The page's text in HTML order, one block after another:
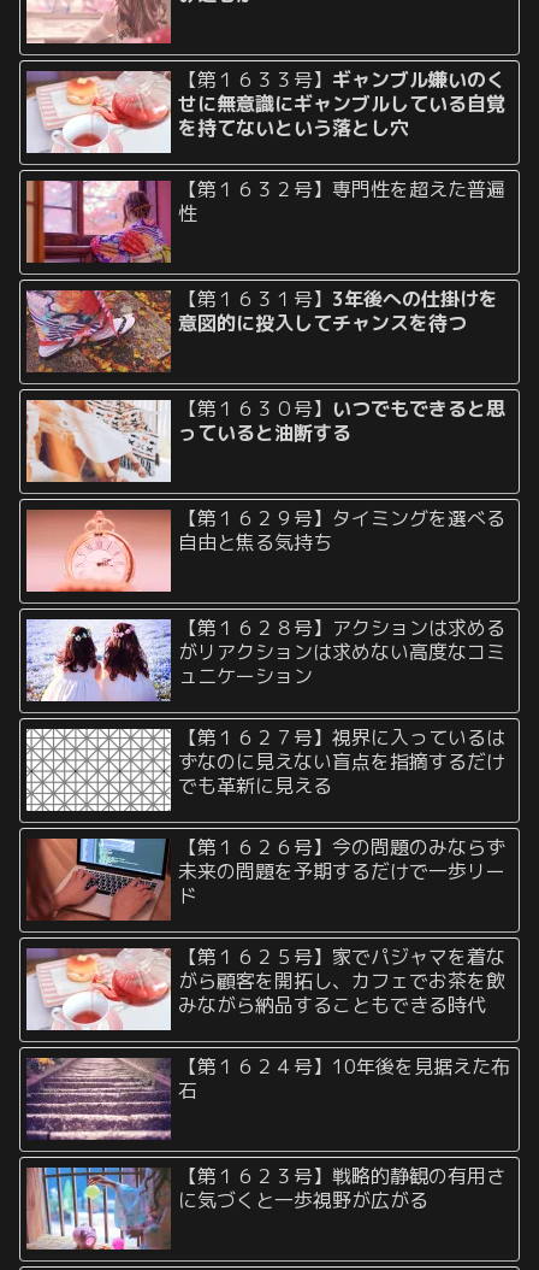
【第１６３３号】 ギャンブル嫌いのく
せに無意識にギャンブルしている自覚
を持てないという落とし穴
【第１６３２号】専門性を超えた普遍
性
【第１６３１号】 3年後への仕掛けを
意図的に投入してチャンスを待つ
【第１６３０号】 いつでもできると思
っていると油断する
【第１６２９号】タイミングを選べる
自由と焦る気持ち
【第１６２８号】アクションは求める
がリアクションは求めない高度なコミ
ュニケーション
【第１６２７号】視界に入っているは
ずなのに見えない盲点を指摘するだけ
でも革新に見える
【第１６２６号】今の問題のみならず
未来の問題を予期するだけで一歩リー
ド
【第１６２５号】家でパジャマを着な
がら顧客を開拓し、カフェでお茶を飲
みながら納品することもできる時代
【第１６２４号】10年後を見据えた布
石
【第１６２３号】戦略的静観の有用さ
に気づくと一歩視野が広がる